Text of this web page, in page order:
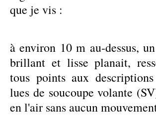
que je vis :
à environ 10 m au-dessus,
brillant et lisse planait,
tous points aux
lues de soucoupe volante
en l'air sans aucun